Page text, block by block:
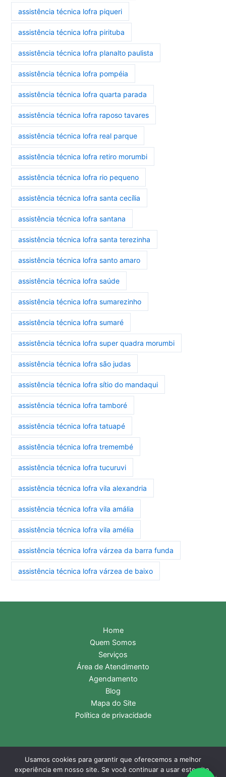
assistência técnica lofra piqueri
assistência técnica lofra pirituba
assistência técnica lofra planalto paulista
assistência técnica lofra pompéia
assistência técnica lofra quarta parada
assistência técnica lofra raposo tavares
assistência técnica lofra real parque
assistência técnica lofra retiro morumbi
assistência técnica lofra rio pequeno
assistência técnica lofra santa cecília
assistência técnica lofra santana
assistência técnica lofra santa terezinha
assistência técnica lofra santo amaro
assistência técnica lofra saúde
assistência técnica lofra sumarezinho
assistência técnica lofra sumaré
assistência técnica lofra super quadra morumbi
assistência técnica lofra são judas
assistência técnica lofra sítio do mandaqui
assistência técnica lofra tamboré
assistência técnica lofra tatuapé
assistência técnica lofra tremembé
assistência técnica lofra tucuruvi
assistência técnica lofra vila alexandria
assistência técnica lofra vila amália
assistência técnica lofra vila amélia
assistência técnica lofra várzea da barra funda
assistência técnica lofra várzea de baixo
Home
Quem Somos
Serviços
Área de Atendimento
Agendamento
Blog
Mapa do Site
Política de privacidade
Copyright © 2026 Assistência Técnica Lofra | Central de
Usamos cookies para garantir que oferecemos a melhor
experiência em nosso site. Se você continuar a usar este site,